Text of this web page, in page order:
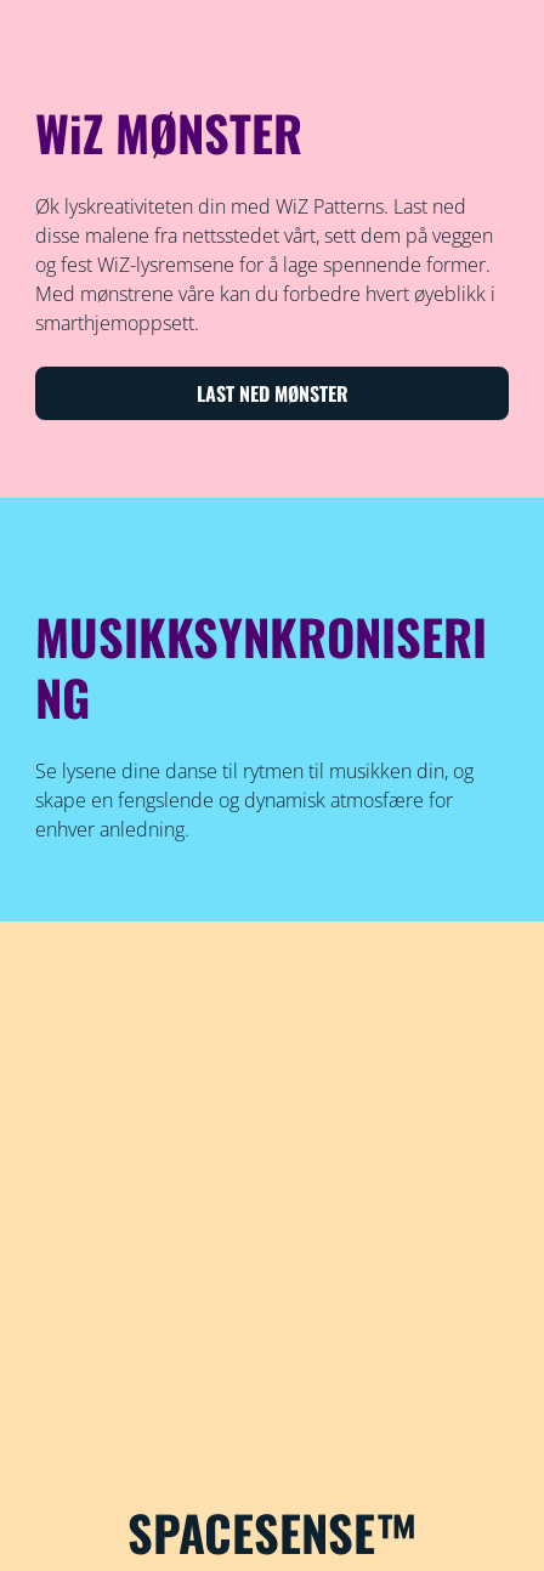
WiZ MØNSTER
Øk lyskreativiteten din med WiZ Patterns. Last ned
disse malene fra nettsstedet vårt, sett dem på veggen
og fest WiZ-lysremsene for å lage spennende former.
Med mønstrene våre kan du forbedre hvert øyeblikk i
smarthjemoppsett.
LAST NED MØNSTER
MUSIKKSYNKRONISERI
NG
Se lysene dine danse til rytmen til musikken din, og
skape en fengslende og dynamisk atmosfære for
enhver anledning.
SPACESENSE™